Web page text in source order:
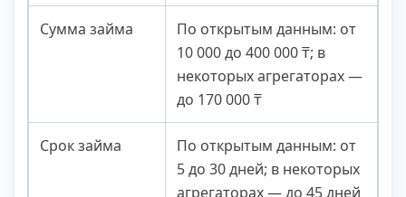
Сумма займа
По открытым данным: от
10 000 до 400 000 ₸; в
некоторых агрегаторах —
до 170 000 ₸
Срок займа
По открытым данным: от
5 до 30 дней; в некоторых
агрегаторах — до 45 дней